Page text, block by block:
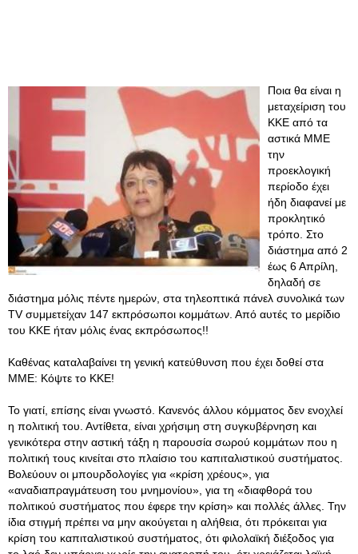
Ποια θα είναι η
μεταχείριση του
ΚΚΕ από τα
αστικά ΜΜΕ
την
προεκλογική
περίοδο έχει
ήδη διαφανεί με
προκλητικό
τρόπο. Στο
διάστημα από 2
έως 6 Απρίλη,
δηλαδή σε
διάστημα μόλις πέντε ημερών, στα τηλεοπτικά πάνελ συνολικά των
TV συμμετείχαν 147 εκπρόσωποι κομμάτων. Από αυτές το μερίδιο
του ΚΚΕ ήταν μόλις ένας εκπρόσωπος!!
Καθένας καταλαβαίνει τη γενική κατεύθυνση που έχει δοθεί στα
ΜΜΕ: Κόψτε το ΚΚΕ!
Το γιατί, επίσης είναι γνωστό. Κανενός άλλου κόμματος δεν ενοχλεί
η πολιτική του. Αντίθετα, είναι χρήσιμη στη συγκυβέρνηση και
γενικότερα στην αστική τάξη η παρουσία σωρού κομμάτων που η
πολιτική τους κινείται στο πλαίσιο του καπιταλιστικού συστήματος.
Βολεύουν οι μπουρδολογίες για «κρίση χρέους», για
«αναδιαπραγμάτευση του μνημονίου», για τη «διαφθορά του
πολιτικού συστήματος που έφερε την κρίση» και πολλές άλλες. Την
ίδια στιγμή πρέπει να μην ακούγεται η αλήθεια, ότι πρόκειται για
κρίση του καπιταλιστικού συστήματος, ότι φιλολαϊκή διέξοδος για